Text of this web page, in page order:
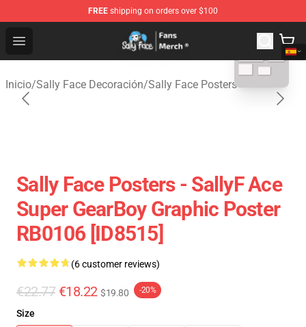
FREE shipping on orders over $100
Open menu
Sally Face Store - Official Sally Face Merchandise Shop
Inicio/Sally Face Decoración/Sally Face Posters
blank template
Sally Face Posters - SallyF Ace
Super GearBoy Graphic Poster
RB0106 [ID8515]
(6 customer reviews)
€22.77 €18.22 $19.80 -20%
Size